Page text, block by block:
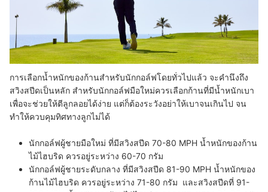
การเลือกน้ำหนักของก้านสำหรับนักกอล์ฟโดยทั่วไปแล้ว จะคำนึงถึง
สวิงสปีดเป็นหลัก สำหรับนักกอล์ฟมือใหม่ควรเลือกก้านที่มีน้ำหนักเบา
เพื่อจะช่วยให้ตีลูกลอยได้ง่าย แต่ก็ต้องระวังอย่าให้เบาจนเกินไป จน
ทำให้ควบคุมทิศทางลูกไม่ได้
นักกอล์ฟผู้ชายมือใหม่ ที่มีสวิงสปีด 70-80 MPH น้ำหนักของก้าน
ไม้ไฮบริด ควรอยู่ระหว่าง 60-70 กรัม
นักกอล์ฟผู้ชายระดับกลาง ที่มีสวิงสปีด 81-90 MPH น้ำหนักของ
ก้านไม้ไฮบริด ควรอยู่ระหว่าง 71-80 กรัม และสวิงสปีดที่ 91-